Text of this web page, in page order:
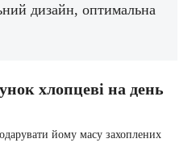
дизайн, оптимальна
хлопцеві на день
йому масу захоплених